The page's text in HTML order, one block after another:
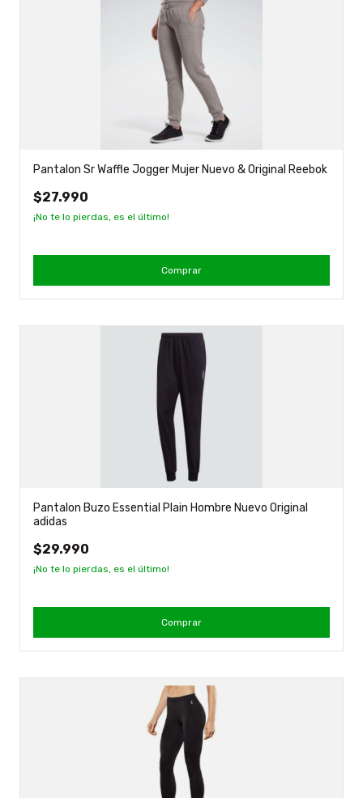
Pantalon Sr Waffle Jogger Mujer Nuevo & Original Reebok
$27.990
¡No te lo pierdas, es el último!
Comprar
Pantalon Buzo Essential Plain Hombre Nuevo Original
adidas
$29.990
¡No te lo pierdas, es el último!
Comprar